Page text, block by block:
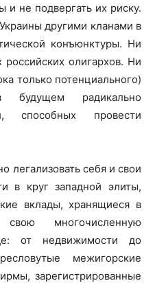
и не подвергать их риску.
другими кланами в
конъюнктуры. Ни
олигархов. Ни
только потенциального)
радикально
способных провести
легализовать себя и свои
в круг западной элиты,
вклады, хранящиеся в
многочисленную
от недвижимости до
межигорские
зарегистрированные